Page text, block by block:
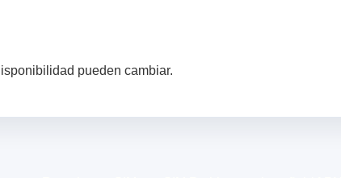
pueden cambiar.